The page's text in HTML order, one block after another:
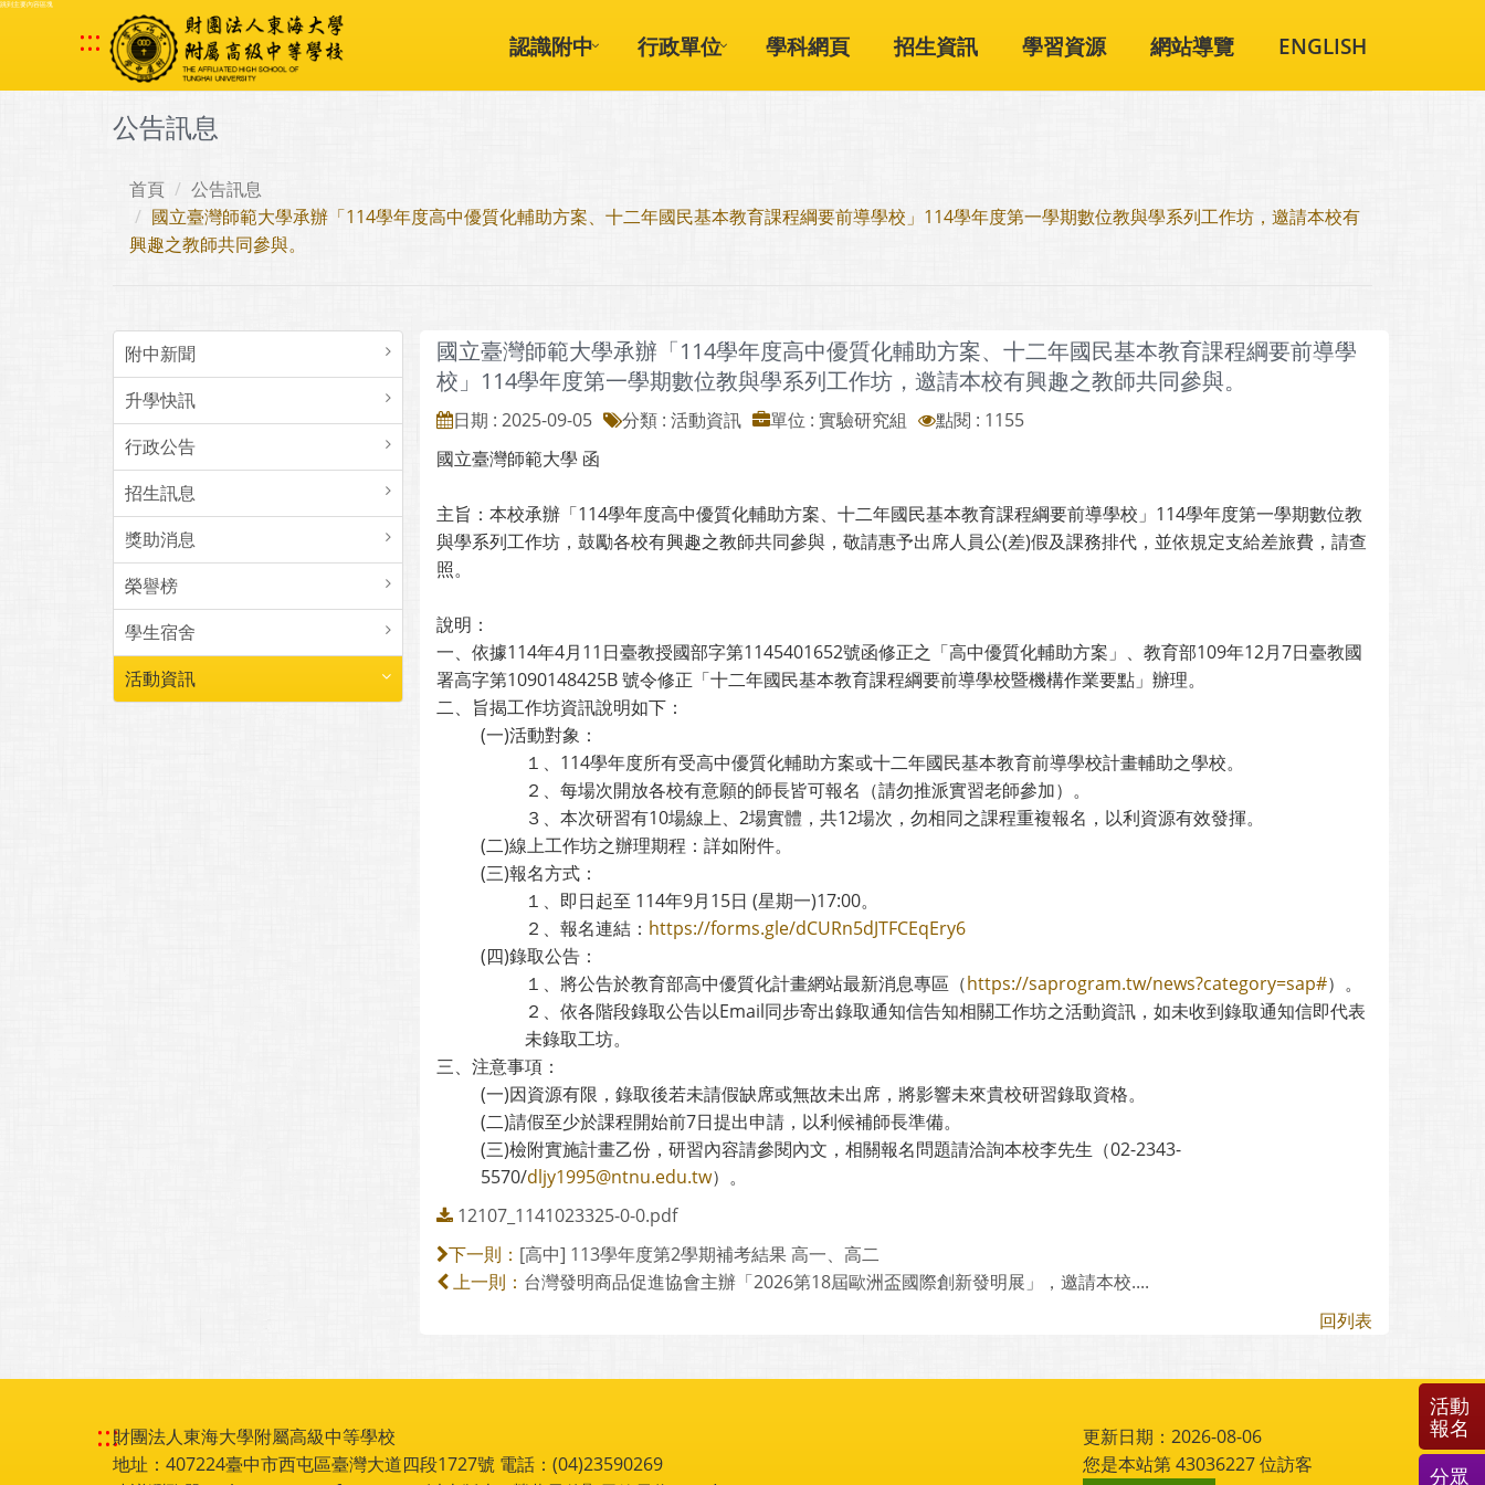
跳到主要內容區塊
::: 認識附中 行政單位 學科網頁 招生資訊 學習資源 網站導覽 ENGLISH
公告訊息
首頁
公告訊息
國立臺灣師範大學承辦「114學年度高中優質化輔助方案、十二年國民基本教育課程綱要前導學校」114學年度第一學期數位教與學系列工作坊，邀請本校有
興趣之教師共同參與。
附中新聞
升學快訊
行政公告
招生訊息
獎助消息
榮譽榜
學生宿舍
活動資訊
國立臺灣師範大學承辦「114學年度高中優質化輔助方案、十二年國民基本教育課程綱要前導學
校」114學年度第一學期數位教與學系列工作坊，邀請本校有興趣之教師共同參與。
日期 : 2025-09-05 分類 : 活動資訊 單位 : 實驗研究組
點閱 : 1155
國立臺灣師範大學 函
主旨：本校承辦「114學年度高中優質化輔助方案、十二年國民基本教育課程綱要前導學校」114學年度第一學期數位教
與學系列工作坊，鼓勵各校有興趣之教師共同參與，敬請惠予出席人員公(差)假及課務排代，並依規定支給差旅費，請查
照。
說明：
一、依據114年4月11日臺教授國部字第1145401652號函修正之「高中優質化輔助方案」、教育部109年12月7日臺教國
署高字第1090148425B 號令修正「十二年國民基本教育課程綱要前導學校暨機構作業要點」辦理。
二、旨揭工作坊資訊說明如下：
(一)活動對象：
１、114學年度所有受高中優質化輔助方案或十二年國民基本教育前導學校計畫輔助之學校。
２、每場次開放各校有意願的師長皆可報名（請勿推派實習老師參加）。
３、本次研習有10場線上、2場實體，共12場次，勿相同之課程重複報名，以利資源有效發揮。
(二)線上工作坊之辦理期程：詳如附件。
(三)報名方式：
１、即日起至 114年9月15日 (星期一)17:00。
２、報名連結： https://forms.gle/dCURn5dJTFCEqEry6
(四)錄取公告：
１、將公告於教育部高中優質化計畫網站最新消息專區（https://saprogram.tw/news?category=sap#）。
２、依各階段錄取公告以Email同步寄出錄取通知信告知相關工作坊之活動資訊，如未收到錄取通知信即代表
未錄取工坊。
三、注意事項：
(一)因資源有限，錄取後若未請假缺席或無故未出席，將影響未來貴校研習錄取資格。
(二)請假至少於課程開始前7日提出申請，以利候補師長準備。
(三)檢附實施計畫乙份，研習內容請參閱內文，相關報名問題請洽詢本校李先生（02-2343-
5570/dljy1995@ntnu.edu.tw）。
12107_1141023325-0-0.pdf
下一則： [高中] 113學年度第2學期補考結果 高一、高二
上一則： 台灣發明商品促進協會主辦「2026第18屆歐洲盃國際創新發明展」，邀請本校....
回列表
:::財團法人東海大學附屬高級中等學校
地址：407224臺中市西屯區臺灣大道四段1727號 電話：(04)23590269
更新日期：2026-08-06
您是本站第43036227位訪客
活動
報名
分眾